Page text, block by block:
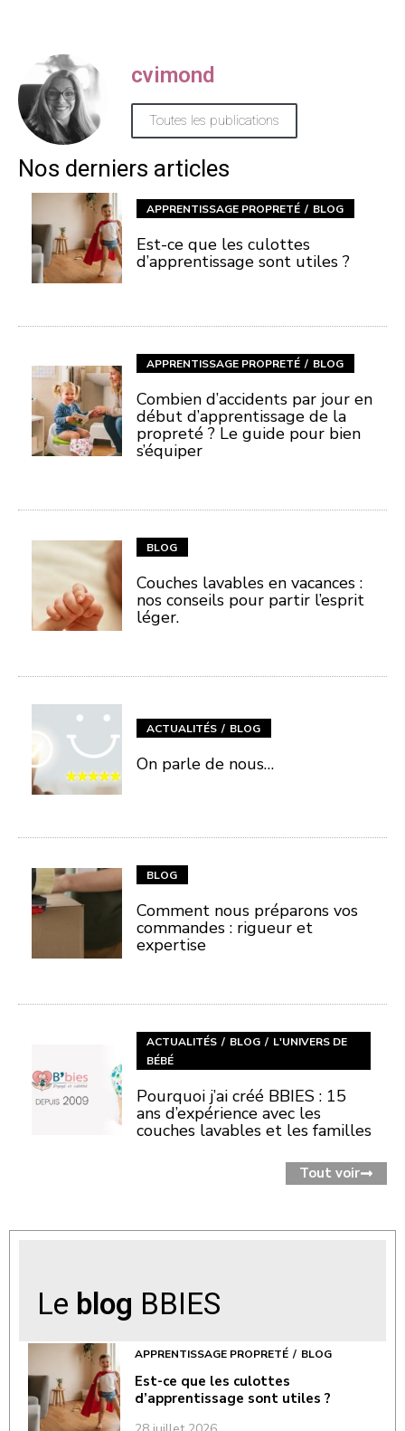
cvimond
Toutes les publications
Nos derniers articles
APPRENTISSAGE PROPRETÉ BLOG
Est-ce que les culottes
d’apprentissage sont utiles ?
APPRENTISSAGE PROPRETÉ BLOG
Combien d’accidents par jour en
début d’apprentissage de la
propreté ? Le guide pour bien
s’équiper
BLOG
Couches lavables en vacances :
nos conseils pour partir l’esprit
léger.
ACTUALITÉS BLOG
On parle de nous…
BLOG
Comment nous préparons vos
commandes : rigueur et
expertise
ACTUALITÉS BLOG
L'UNIVERS DE
BÉBÉ
Pourquoi j’ai créé BBIES : 15
ans d’expérience avec les
couches lavables et les familles
Tout voir
Le blog BBIES
APPRENTISSAGE PROPRETÉ BLOG
Est-ce que les culottes
d’apprentissage sont utiles ?